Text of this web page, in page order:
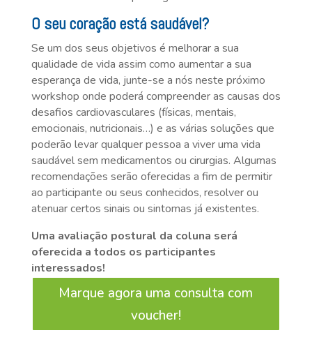
O seu coração está saudável?
Se um dos seus objetivos é melhorar a sua
qualidade de vida assim como aumentar a sua
esperança de vida, junte-se a nós neste próximo
workshop onde poderá compreender as causas dos
desafios cardiovasculares (físicas, mentais,
emocionais, nutricionais…) e as várias soluções que
poderão levar qualquer pessoa a viver uma vida
saudável sem medicamentos ou cirurgias. Algumas
recomendações serão oferecidas a fim de permitir
ao participante ou seus conhecidos, resolver ou
atenuar certos sinais ou sintomas já existentes.
Uma avaliação postural da coluna será
oferecida a todos os participantes
interessados!
Marque agora uma consulta com
voucher!